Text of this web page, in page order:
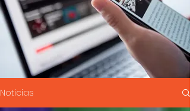
Noticias